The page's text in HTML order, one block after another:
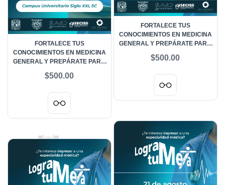
FORTALECE TUS
CONOCIMIENTOS EN MEDICINA
GENERAL Y PREPÁRATE PARA
DE AGOSTO 2026 - ESCUELA
$500.00
FORTALECE TUS
CONOCIMIENTOS EN MEDICINA
GENERAL Y PREPÁRATE PARA
DE AGOSTO 2026 - CAMPUS
$500.00